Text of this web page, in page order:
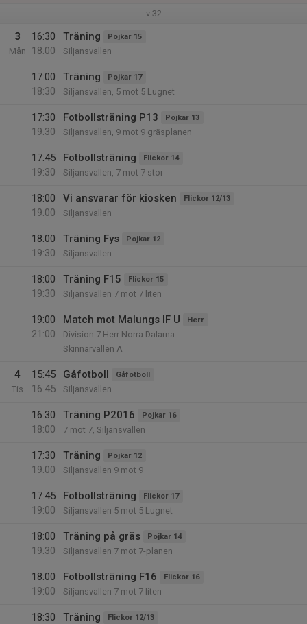
v.32
3
Mån
16:30
18:00
Träning Pojkar 15
Siljansvallen
17:00
18:30
Träning Pojkar 17
Siljansvallen, 5 mot 5 Lugnet
17:30
19:30
Fotbollsträning P13 Pojkar 13
Siljansvallen, 9 mot 9 gräsplanen
17:45
19:30
Fotbollsträning Flickor 14
Siljansvallen, 7 mot 7 stor
18:00
19:00
Vi ansvarar för kiosken Flickor 12/13
Siljansvallen
18:00
19:30
Träning Fys Pojkar 12
Siljansvallen
18:00
19:30
Träning F15 Flickor 15
Siljansvallen 7 mot 7 liten
19:00
21:00
Match mot Malungs IF U Herr
Division 7 Herr Norra Dalarna
Skinnarvallen A
4
Tis
15:45
16:45
Gåfotboll Gåfotboll
Siljansvallen
16:30
18:00
Träning P2016 Pojkar 16
7 mot 7, Siljansvallen
17:30
19:00
Träning Pojkar 12
Siljansvallen 9 mot 9
17:45
19:00
Fotbollsträning Flickor 17
Siljansvallen 5 mot 5 Lugnet
18:00
19:30
Träning på gräs Pojkar 14
Siljansvallen 7 mot 7-planen
18:00
19:00
Fotbollsträning F16 Flickor 16
Siljansvallen 7 mot 7 liten
18:30
Träning Flickor 12/13